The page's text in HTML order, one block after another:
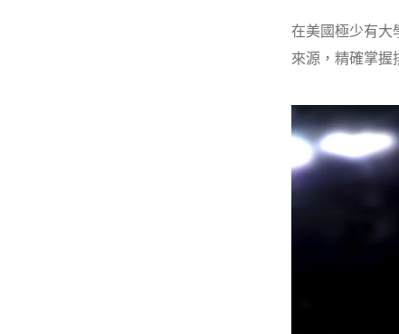
在美國極少有大
來源，精確掌握